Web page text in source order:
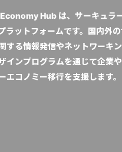
Hub は、サーキュラ
ラットフォームです。国内外
する情報発信やネットワーキ
インプログラムを通じて企業
エコノミー移行を支援します。